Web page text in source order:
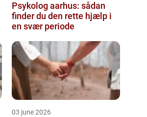
Psykolog aarhus: sådan
finder du den rette hjælp i
en svær periode
03 june 2026